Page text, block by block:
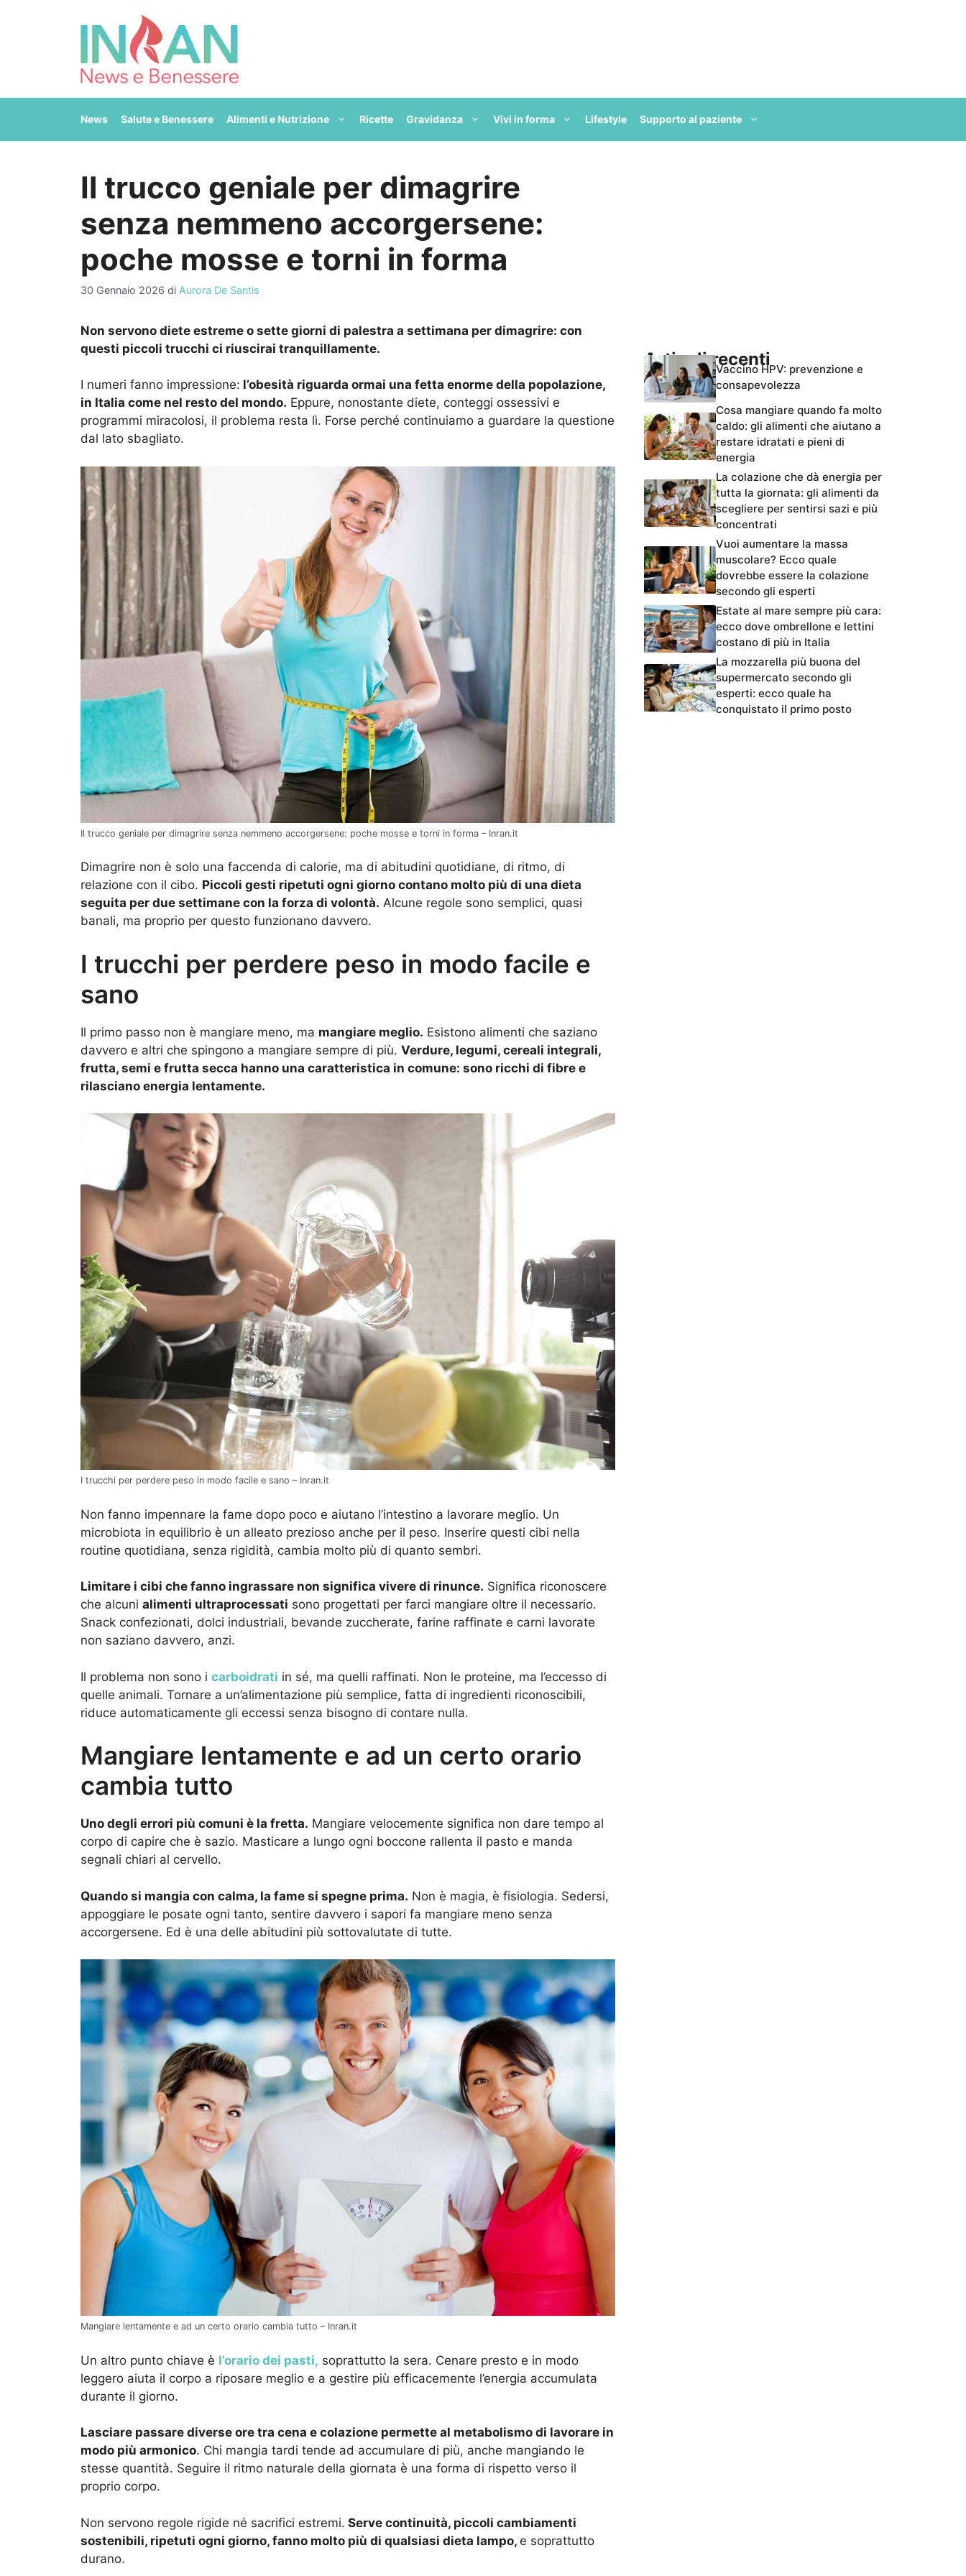
News Salute e Benessere Alimenti e Nutrizione Ricette Gravidanza Vivi in forma Lifestyle Supporto al paziente
Il trucco geniale per dimagrire
senza nemmeno accorgersene:
poche mosse e torni in forma
30 Gennaio 2026 di Aurora De Santis
Non servono diete estreme o sette giorni di palestra a settimana per dimagrire: con
questi piccoli trucchi ci riuscirai tranquillamente.
I numeri fanno impressione: l’obesità riguarda ormai una fetta enorme della popolazione,
in Italia come nel resto del mondo. Eppure, nonostante diete, conteggi ossessivi e
programmi miracolosi, il problema resta lì. Forse perché continuiamo a guardare la questione
dal lato sbagliato.
Il trucco geniale per dimagrire senza nemmeno accorgersene: poche mosse e torni in forma – Inran.it
Dimagrire non è solo una faccenda di calorie, ma di abitudini quotidiane, di ritmo, di
relazione con il cibo. Piccoli gesti ripetuti ogni giorno contano molto più di una dieta
seguita per due settimane con la forza di volontà. Alcune regole sono semplici, quasi
banali, ma proprio per questo funzionano davvero.
I trucchi per perdere peso in modo facile e
sano
Il primo passo non è mangiare meno, ma mangiare meglio. Esistono alimenti che saziano
davvero e altri che spingono a mangiare sempre di più. Verdure, legumi, cereali integrali,
frutta, semi e frutta secca hanno una caratteristica in comune: sono ricchi di fibre e
rilasciano energia lentamente.
I trucchi per perdere peso in modo facile e sano – Inran.it
Non fanno impennare la fame dopo poco e aiutano l’intestino a lavorare meglio. Un
microbiota in equilibrio è un alleato prezioso anche per il peso. Inserire questi cibi nella
routine quotidiana, senza rigidità, cambia molto più di quanto sembri.
Limitare i cibi che fanno ingrassare non significa vivere di rinunce. Significa riconoscere
che alcuni alimenti ultraprocessati sono progettati per farci mangiare oltre il necessario.
Snack confezionati, dolci industriali, bevande zuccherate, farine raffinate e carni lavorate
non saziano davvero, anzi.
Il problema non sono i carboidrati in sé, ma quelli raffinati. Non le proteine, ma l’eccesso di
quelle animali. Tornare a un’alimentazione più semplice, fatta di ingredienti riconoscibili,
riduce automaticamente gli eccessi senza bisogno di contare nulla.
Mangiare lentamente e ad un certo orario
cambia tutto
Uno degli errori più comuni è la fretta. Mangiare velocemente significa non dare tempo al
corpo di capire che è sazio. Masticare a lungo ogni boccone rallenta il pasto e manda
segnali chiari al cervello.
Quando si mangia con calma, la fame si spegne prima. Non è magia, è fisiologia. Sedersi,
appoggiare le posate ogni tanto, sentire davvero i sapori fa mangiare meno senza
accorgersene. Ed è una delle abitudini più sottovalutate di tutte.
Mangiare lentamente e ad un certo orario cambia tutto – Inran.it
Un altro punto chiave è l’orario dei pasti, soprattutto la sera. Cenare presto e in modo
leggero aiuta il corpo a riposare meglio e a gestire più efficacemente l’energia accumulata
durante il giorno.
Lasciare passare diverse ore tra cena e colazione permette al metabolismo di lavorare in
modo più armonico. Chi mangia tardi tende ad accumulare di più, anche mangiando le
stesse quantità. Seguire il ritmo naturale della giornata è una forma di rispetto verso il
proprio corpo.
Non servono regole rigide né sacrifici estremi. Serve continuità, piccoli cambiamenti
sostenibili, ripetuti ogni giorno, fanno molto più di qualsiasi dieta lampo, e soprattutto
durano.
Articoli recentiVaccino HPV: prevenzione e
consapevolezza
Cosa mangiare quando fa molto
caldo: gli alimenti che aiutano a
restare idratati e pieni di
energia
La colazione che dà energia per
tutta la giornata: gli alimenti da
scegliere per sentirsi sazi e più
concentrati
Vuoi aumentare la massa
muscolare? Ecco quale
dovrebbe essere la colazione
secondo gli esperti
Estate al mare sempre più cara:
ecco dove ombrellone e lettini
costano di più in Italia
La mozzarella più buona del
supermercato secondo gli
esperti: ecco quale ha
conquistato il primo posto